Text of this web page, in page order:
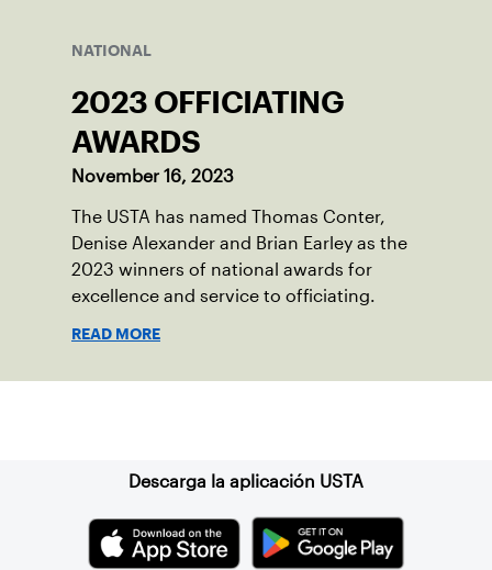
NATIONAL
2023 OFFICIATING
AWARDS
November 16, 2023
The USTA has named Thomas Conter,
Denise Alexander and Brian Earley as the
2023 winners of national awards for
excellence and service to officiating.
READ MORE
Descarga la aplicación USTA